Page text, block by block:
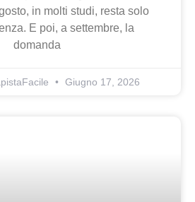
in molti studi, resta solo
E poi, a settembre, la
domanda
Giugno 17, 2026